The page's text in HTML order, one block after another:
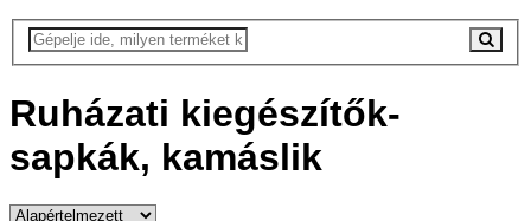
Ruházati kiegészítők-
sapkák, kamáslik